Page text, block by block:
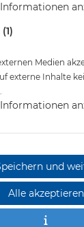
Medien
externe Inhalte
und
Alle akzeptieren